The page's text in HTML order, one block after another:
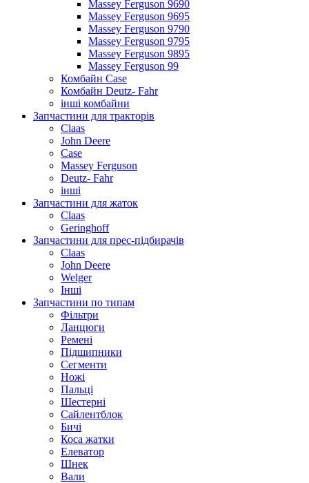
Massey Ferguson 9690
Massey Ferguson 9695
Massey Ferguson 9790
Massey Ferguson 9795
Massey Ferguson 9895
Massey Ferguson 99
Комбайн Case
Комбайн Deutz- Fahr
інші комбайни
Запчастини для тракторів
Claas
John Deere
Case
Massey Ferguson
Deutz- Fahr
інші
Запчастини для жаток
Claas
Geringhoff
Запчастини для прес-підбирачів
Claas
John Deere
Welger
Інші
Запчастини по типам
Фільтри
Ланцюги
Ремені
Підшипники
Сегменти
Ножі
Пальці
Шестерні
Сайлентблок
Бичі
Коса жатки
Елеватор
Шнек
Вали